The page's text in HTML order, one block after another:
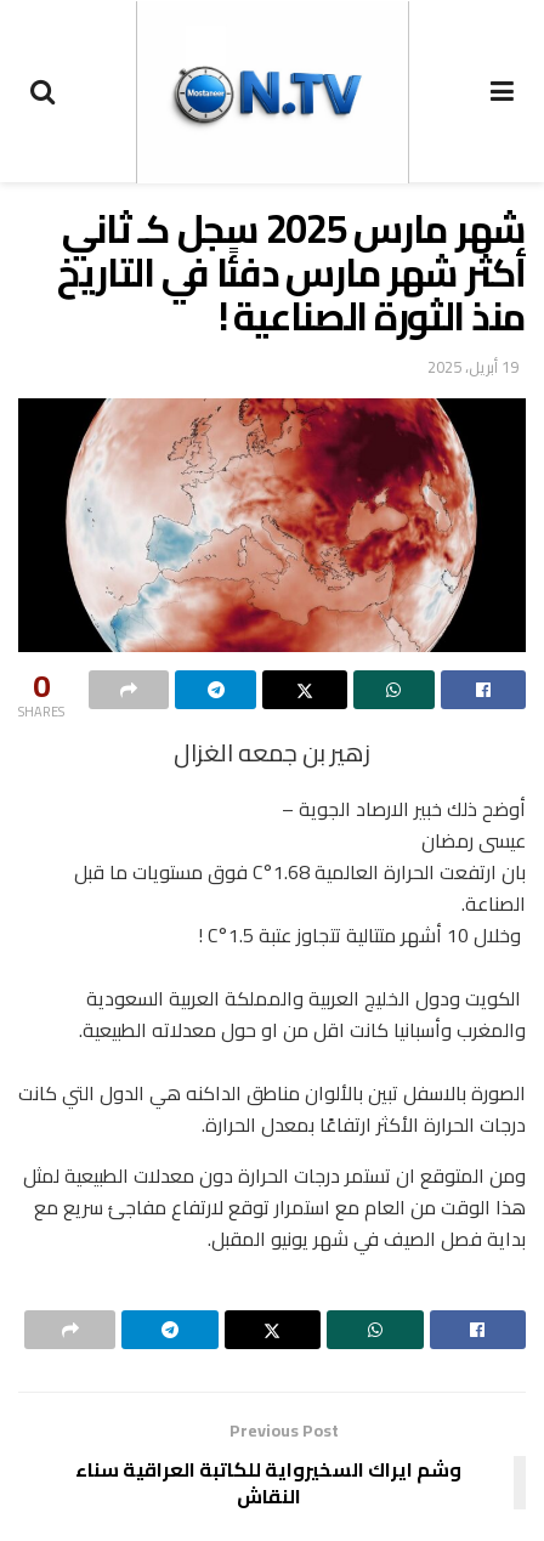
‏شهر مارس 2025 سجل كـ ثاني
أكثر شهر مارس دفئًا في التاريخ
منذ الثورة الصناعية !
19 أبريل، 2025
0
SHARES
زهير بن جمعه الغزال
أوضح ذلك خبير الارصاد الجوية –
عيسى رمضان
‏بان ارتفعت الحرارة العالمية 1.68°C فوق مستويات ما قبل
الصناعة.
‏ وخلال 10 أشهر متتالية تتجاوز عتبة 1.5°C !
‏ الكويت ودول الخليج العربية والمملكة العربية السعودية
والمغرب وأسبانيا كانت اقل من او حول معدلاته الطبيعية.
‏الصورة بالاسفل تبين بالألوان مناطق الداكنه هي الدول التي كانت
درجات الحرارة الأكثر ارتفاعًا بمعدل الحرارة.
‏⁧‫ومن المتوقع ان تستمر درجات الحرارة دون معدلات الطبيعية لمثل
هذا الوقت من العام مع استمرار توقع لارتفاع مفاجئ سريع مع
بداية فصل الصيف في شهر يونيو المقبل.
Previous Post
وشم ايراك السخيرواية للكاتبة العراقية سناء
النقاش